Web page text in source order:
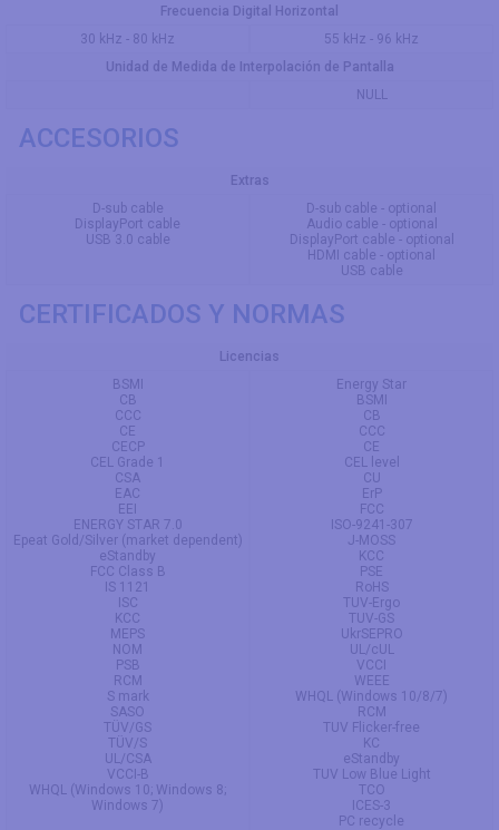
Frecuencia Digital Horizontal
30 kHz - 80 kHz
55 kHz - 96 kHz
Unidad de Medida de Interpolación de Pantalla
NULL
ACCESORIOS
Extras
D-sub cable
DisplayPort cable
USB 3.0 cable
D-sub cable - optional
Audio cable - optional
DisplayPort cable - optional
HDMI cable - optional
USB cable
CERTIFICADOS Y NORMAS
Licencias
BSMI
CB
CCC
CE
CECP
CEL Grade 1
CSA
EAC
EEI
ENERGY STAR 7.0
Epeat Gold/Silver (market dependent)
eStandby
FCC Class B
IS 1121
ISC
KCC
MEPS
NOM
PSB
RCM
S mark
SASO
TÜV/GS
TÜV/S
UL/CSA
VCCI-B
WHQL (Windows 10; Windows 8;
Windows 7)
Energy Star
BSMI
CB
CCC
CE
CEL level
CU
ErP
FCC
ISO-9241-307
J-MOSS
KCC
PSE
RoHS
TUV-Ergo
TUV-GS
UkrSEPRO
UL/cUL
VCCI
WEEE
WHQL (Windows 10/8/7)
RCM
TUV Flicker-free
KC
eStandby
TUV Low Blue Light
TCO
ICES-3
PC recycle